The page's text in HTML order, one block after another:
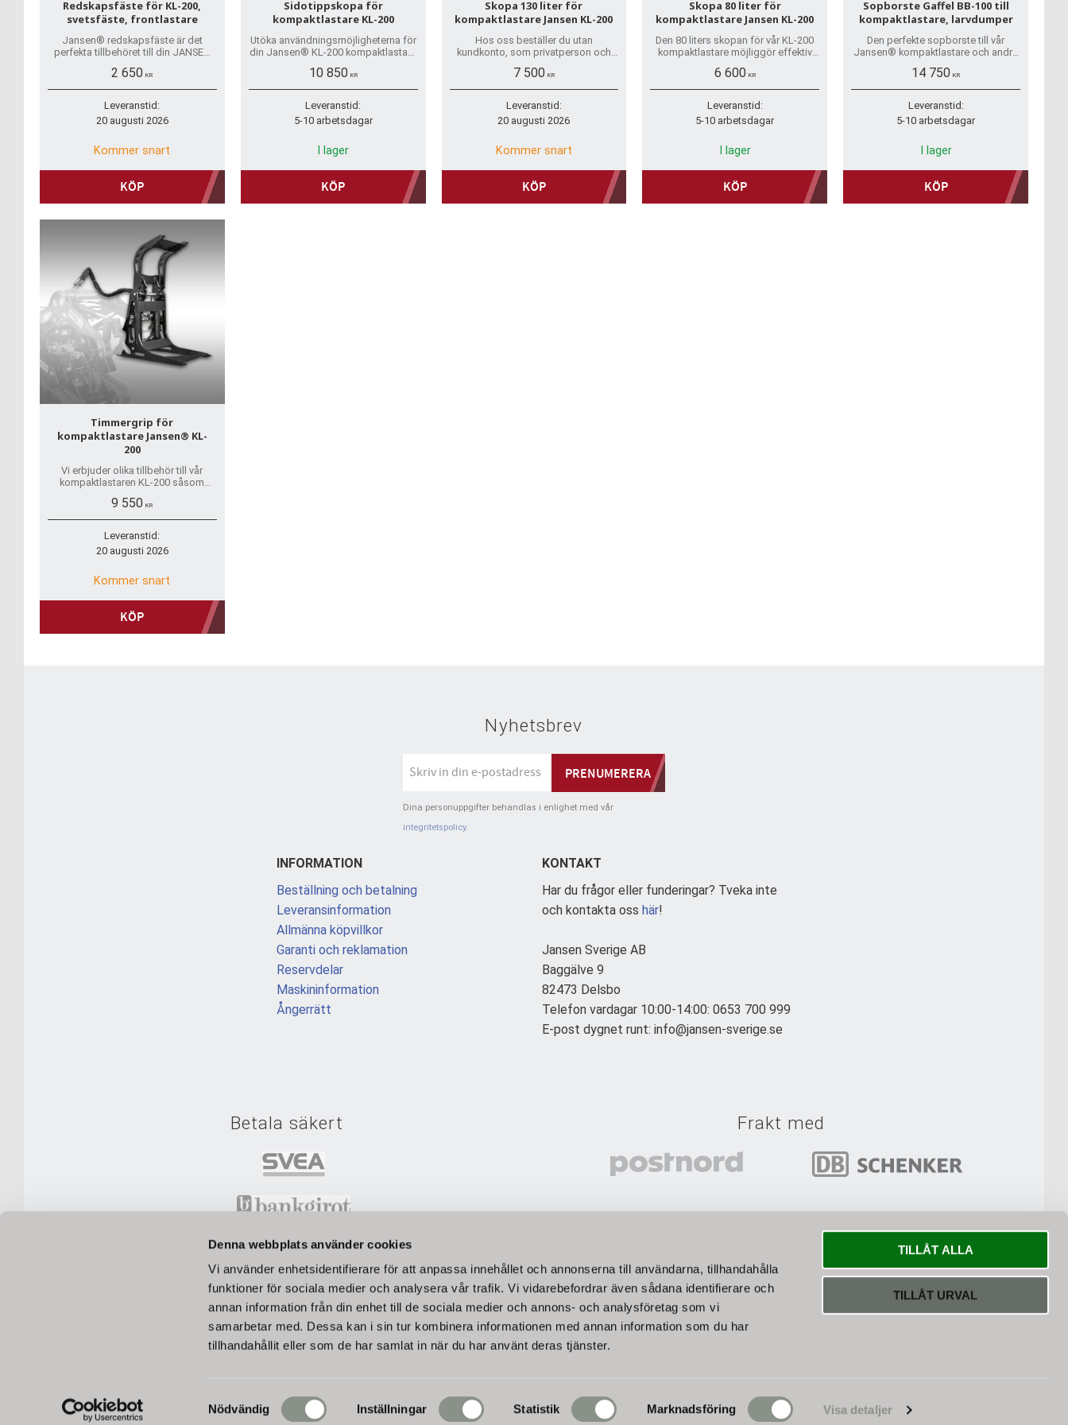
Denna webbplats använder cookies
Vi använder enhetsidentifierare för att anpassa innehållet och annonserna till användarna, tillhandahålla
funktioner för sociala medier och analysera vår trafik. Vi vidarebefordrar även sådana identifierare och
annan information från din enhet till de sociala medier och annons- och analysföretag som vi
samarbetar med. Dessa kan i sin tur kombinera informationen med annan information som du har
tillhandahållit eller som de har samlat in när du har använt deras tjänster.
Nödvändig Inställningar Statistik Marknadsföring Visa detaljer
TILLÅT ALLA
TILLÅT URVAL
Redskapsfäste för KL-200,
svetsfäste, frontlastare
Jansen® redskapsfäste är det
perfekta tillbehöret till din JANSEN
anpassa och eftermontera befintliga
redskap.
2 650 KR
Leveranstid:
20 augusti 2026
Kommer snart
KÖP
Sidotippskopa för
kompaktlastare KL-200
Utöka användningsmöjligheterna för
din Jansen® KL-200 kompaktlastare
utformade för att maximera din
prestanda.
10 850KR
Leveranstid:
5-10 arbetsdagar
I lager
KÖP
Skopa 130 liter för
kompaktlastare Jansen KL-200
Hos oss beställer du utan
kundkonto, som privatperson och
leverans, reservdelar på hyllan.
7 500KR
Leveranstid:
20 augusti 2026
Kommer snart
KÖP
Skopa 80 liter för
kompaktlastare Jansen KL-200
Den 80 liters skopan för vår KL-200
kompaktlastare möjliggör effektiv
som sand, jord eller grus.
6 600KR
Leveranstid:
5-10 arbetsdagar
I lager
KÖP
Sopborste Gaffel BB-100 till
kompaktlastare, larvdumper
Den perfekte sopborste till vår
Jansen® kompaktlastare och andra
och företag, inger kundkonto
behövs.
14 750 KR
Leveranstid:
5-10 arbetsdagar
I lager
KÖP
Timmergrip för
kompaktlastare Jansen® KL-
200
Vi erbjuder olika tillbehör till vår
kompaktlastaren KL-200 såsom
schaktblad, skopa
9 550 KR
Leveranstid:
20 augusti 2026
Kommer snart
KÖP
Nyhetsbrev
PRENUMERERA
Dina personuppgifter behandlas i enlighet med vår
integritetspolicy.
INFORMATION
Beställning och betalning
Leveransinformation
Allmänna köpvillkor
Garanti och reklamation
Reservdelar
Maskininformation
Ångerrätt
KONTAKT
Har du frågor eller funderingar? Tveka inte
och kontakta oss här!
Jansen Sverige AB
Baggälve 9
82473 Delsbo
Telefon vardagar 10:00-14:00: 0653 700 999
E-post dygnet runt: info@jansen-sverige.se
Betala säkert
Betala tryggt med Svea Checkout, Swish eller Bankgiro.
Alla priser visas inklusive moms.
Frakt med
Vi väljer bästa fraktsättet till dina varor.